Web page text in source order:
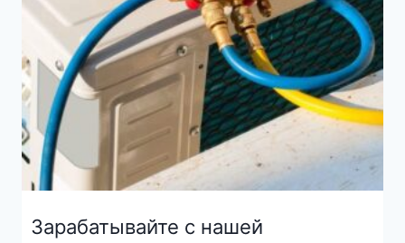
Зарабатывайте с нашей